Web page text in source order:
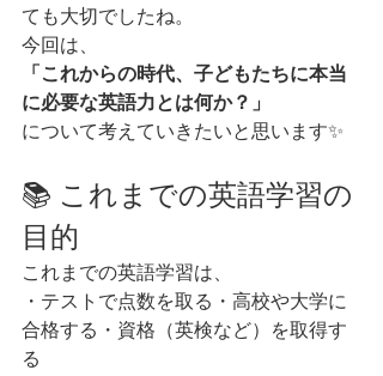
ても大切でしたね。
今回は、
「これからの時代、子どもたちに本当
に必要な英語力とは何か？」
について考えていきたいと思います✨
📚 これまでの英語学習の
目的
これまでの英語学習は、
・テストで点数を取る・高校や大学に
合格する・資格（英検など）を取得す
る